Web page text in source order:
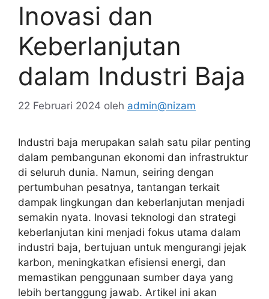
Inovasi dan
Keberlanjutan
dalam Industri Baja
22 Februari 2024 oleh admin@nizam
Industri baja merupakan salah satu pilar penting
dalam pembangunan ekonomi dan infrastruktur
di seluruh dunia. Namun, seiring dengan
pertumbuhan pesatnya, tantangan terkait
dampak lingkungan dan keberlanjutan menjadi
semakin nyata. Inovasi teknologi dan strategi
keberlanjutan kini menjadi fokus utama dalam
industri baja, bertujuan untuk mengurangi jejak
karbon, meningkatkan efisiensi energi, dan
memastikan penggunaan sumber daya yang
lebih bertanggung jawab. Artikel ini akan